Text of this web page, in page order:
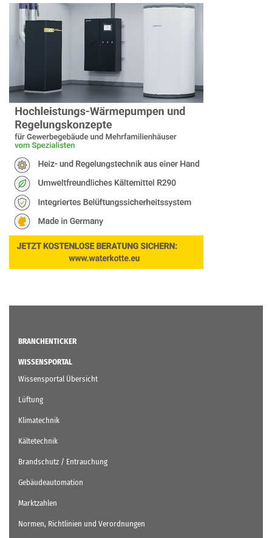
BRANCHENTICKER
WISSENSPORTAL
Wissensportal Übersicht
Lüftung
Klimatechnik
Kältetechnik
Brandschutz / Entrauchung
Gebäudeautomation
Marktzahlen
Normen, Richtlinien und Verordnungen